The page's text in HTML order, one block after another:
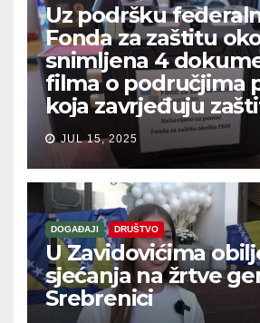
Uz podršku
Fonda za zaštitu
snimljena 4
filma o područjima
koja zavrjeđuju
JUL 15, 2025
DOGAĐAJI DRUŠTVO
U Zavidovićima
sjećanja na žrtve
Srebrenici